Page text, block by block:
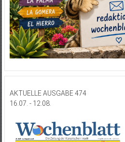
AKTUELLE AUSGABE 474
16.07. - 12.08.